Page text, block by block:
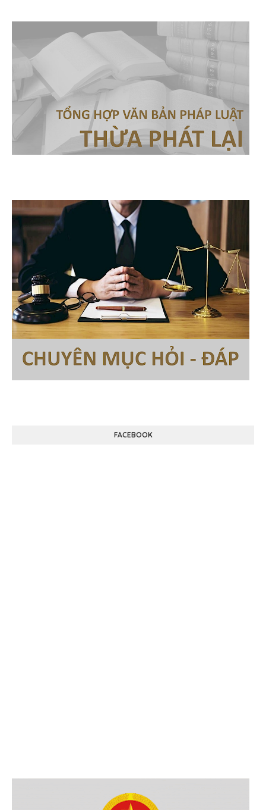
FACEBOOK